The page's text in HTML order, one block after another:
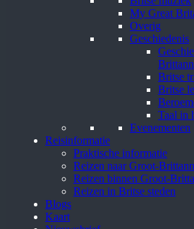
My Great
Overig
Geschiedenis
Britse
Britse
Taal in
Evenementen
Reisinformatie
Praktische informatie
Reizen naar Groot-
Reizen binnen Groot-
Reizen in Britse steden
Blogs
Kaart